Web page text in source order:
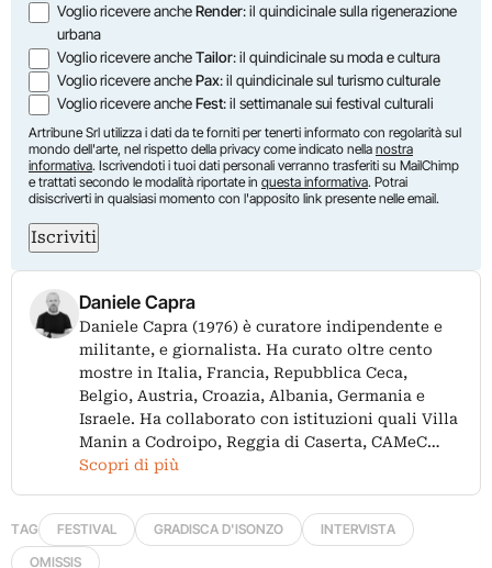
Voglio ricevere ancheRender: il quindicinale sulla rigenerazione
urbana
Voglio ricevere ancheTailor: il quindicinale su moda e cultura
Voglio ricevere anchePax: il quindicinale sul turismo culturale
Voglio ricevere ancheFest: il settimanale sui festival culturali
Artribune Srl utilizza i dati da te forniti per tenerti informato con regolarità sul
mondo dell'arte, nel rispetto della privacy come indicato nella nostra
informativa. Iscrivendoti i tuoi dati personali verranno trasferiti su MailChimp
e trattati secondo le modalità riportate in questa informativa. Potrai
disiscriverti in qualsiasi momento con l'apposito link presente nelle email.
Iscriviti
Daniele Capra
Daniele Capra (1976) è curatore indipendente e
militante, e giornalista. Ha curato oltre cento
mostre in Italia, Francia, Repubblica Ceca,
Belgio, Austria, Croazia, Albania, Germania e
Israele. Ha collaborato con istituzioni quali Villa
Manin a Codroipo, Reggia di Caserta, CAMeC…
Scopri di più
TAG FESTIVAL GRADISCA D'ISONZO
INTERVISTA
OMISSIS